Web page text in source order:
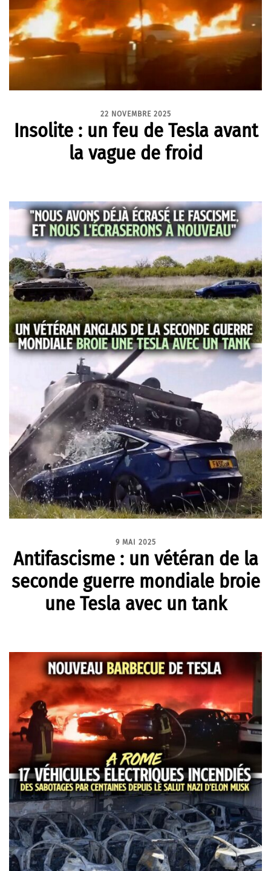
22 NOVEMBRE 2025
Insolite : un feu de Tesla avant
la vague de froid
9 MAI 2025
Antifascisme : un vétéran de la
seconde guerre mondiale broie
une Tesla avec un tank